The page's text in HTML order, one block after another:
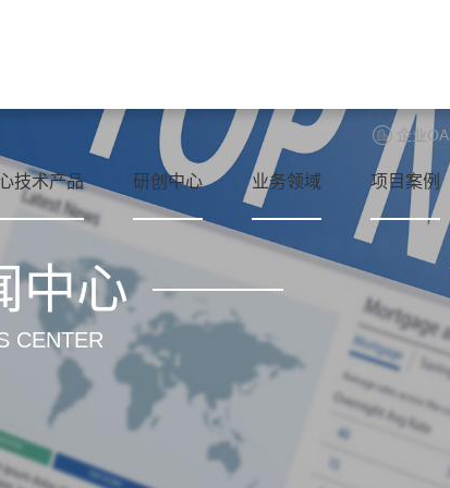
企业OA
技术产品 研创中心 业务领域 项目案例
中心
CENTER